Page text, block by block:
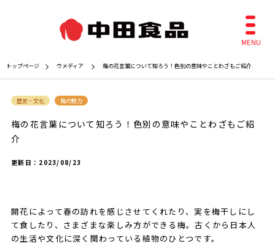
トップページ ウメディア 梅の花言葉について知ろう！色別の意味やことわざもご紹介
歴史・文化 梅の魅力
梅の花言葉について知ろう！色別の意味やことわざもご紹
介
更新日： 2023/08/23
開花によって春の訪れを感じさせてくれたり、実を梅干しにし
て食したり、さまざまな楽しみ方ができる梅。古くから日本人
の生活や文化に深く関わっている植物のひとつです。